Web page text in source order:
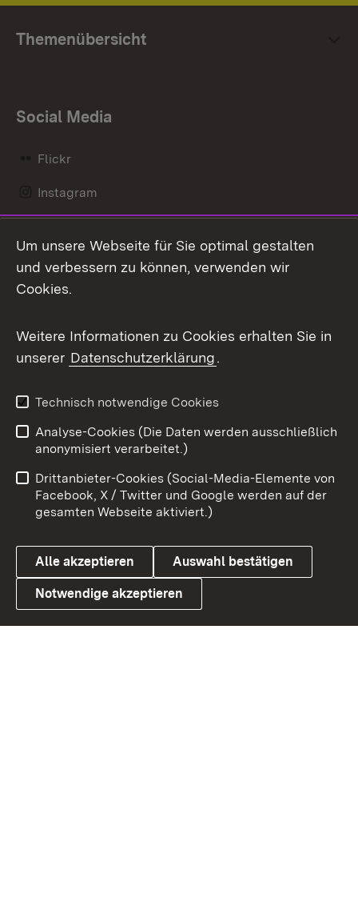
Themenübersicht
Social Media
Flickr
Instagram
Mastodon
Messenger
Social Wall
X / Twitter
Youtube
Link zum Landesportal
Benutzungshinweise
Barrierefreiheit
Datenschutz
Cookies
Um unsere Webseite für Sie optimal gestalten
und verbessern zu können, verwenden wir
Cookies.
Weitere Informationen zu Cookies erhalten Sie in
unserer Datenschutzerklärung.
Technisch notwendige Cookies
Analyse-Cookies (Die Daten werden ausschließlich
anonymisiert verarbeitet.)
Drittanbieter-Cookies (Social-Media-Elemente von
Facebook, X / Twitter und Google werden auf der
gesamten Webseite aktiviert.)
Alle akzeptieren Auswahl bestätigen
Notwendige akzeptieren